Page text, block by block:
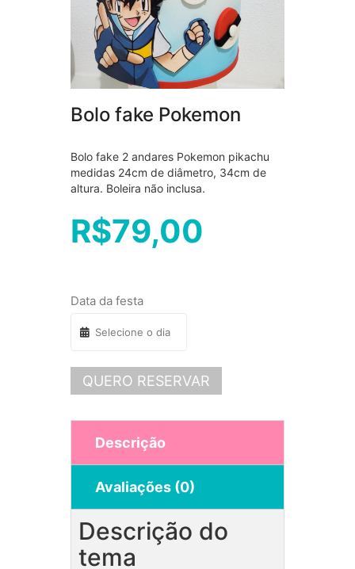
Bolo fake Pokemon
Bolo fake 2 andares Pokemon pikachu
medidas 24cm de diâmetro, 34cm de
altura. Boleira não inclusa.
R$79,00
Data da festa
QUERO RESERVAR
Descrição
Avaliações (0)
Descrição do
tema